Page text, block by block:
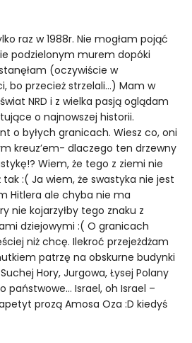
raz w 1988r. Nie mogłam pojąć
podzielonym murem dopóki
(oczywiście w
bo przecież strzelali…) Mam w
NRD i z wielka pasją oglądam
o najnowszej historii.
o byłych granicach. Wiesz co, oni
kreuz’em- dlaczego ten drzewny
Wiem, że tego z ziemi nie
:( Ja wiem, że swastyka nie jest
Hitlera ale chyba nie ma
nie kojarzyłby tego znaku z
dziejowymi :( O granicach
niż chcę. Ilekroć przejeżdżam
patrzę na obskurne budynki
Hory, Jurgowa, Łysej Polany
państwowe… Israel, oh Israel –
prozą Amosa Oza :D kiedyś